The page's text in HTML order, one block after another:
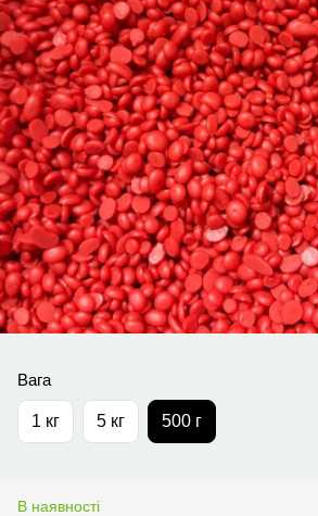
Вага
1 кг 5 кг 500 г
В наявності